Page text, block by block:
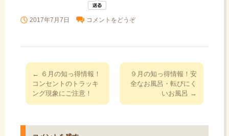
2017年7月7日 コメントをどうぞ
投
稿
ナ
ビ
← ６月の知っ得情報！
コンセントのトラッキ
ング現象にご注意！
９月の知っ得情報！安
全なお風呂・転びにく
いお風呂 →